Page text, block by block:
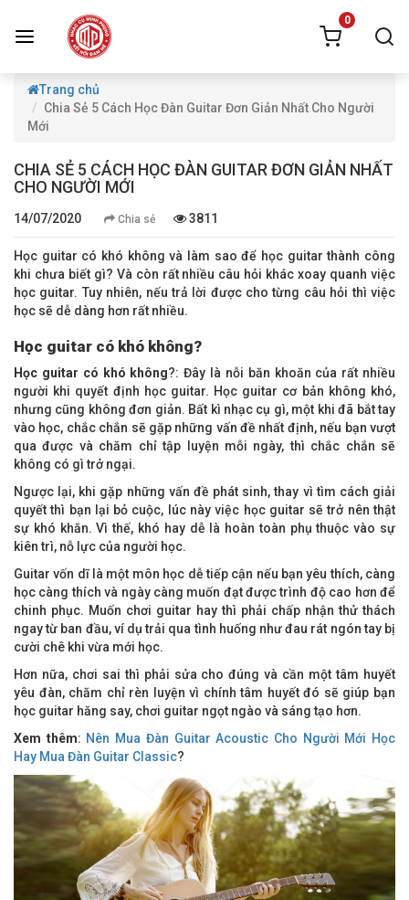
0
Trang chủ
Chia Sẻ 5 Cách Học Đàn Guitar Đơn Giản Nhất Cho Người
Mới
CHIA SẺ 5 CÁCH HỌC ĐÀN GUITAR ĐƠN GIẢN NHẤT
CHO NGƯỜI MỚI
14/07/2020 Chia sẻ 3811
Học guitar có khó không và làm sao để học guitar thành công
khi chưa biết gì? Và còn rất nhiều câu hỏi khác xoay quanh việc
học guitar. Tuy nhiên, nếu trả lời được cho từng câu hỏi thì việc
học sẽ dễ dàng hơn rất nhiều.
Học guitar có khó không?
Học guitar có khó không?: Đây là nỗi băn khoăn của rất nhiều
người khi quyết định học guitar. Học guitar cơ bản không khó,
nhưng cũng không đơn giản. Bất kì nhạc cụ gì, một khi đã bắt tay
vào học, chắc chắn sẽ gặp những vấn đề nhất định, nếu bạn vượt
qua được và chăm chỉ tập luyện mỗi ngày, thì chắc chắn sẽ
không có gì trở ngại.
Ngược lại, khi gặp những vấn đề phát sinh, thay vì tìm cách giải
quyết thì bạn lại bỏ cuộc, lúc này việc học guitar sẽ trở nên thật
sự khó khăn. Vì thế, khó hay dễ là hoàn toàn phụ thuộc vào sự
kiên trì, nỗ lực của người học.
Guitar vốn dĩ là một môn học dễ tiếp cận nếu bạn yêu thích, càng
học càng thích và ngày càng muốn đạt được trình độ cao hơn để
chinh phục. Muốn chơi guitar hay thì phải chấp nhận thử thách
ngay từ ban đầu, ví dụ trải qua tình huống như đau rát ngón tay bị
cười chê khi vừa mới học.
Hơn nữa, chơi sai thì phải sửa cho đúng và cần một tâm huyết
yêu đàn, chăm chỉ rèn luyện vì chính tâm huyết đó sẽ giúp bạn
học guitar hăng say, chơi guitar ngọt ngào và sáng tạo hơn.
Xem thêm: Nên Mua Đàn Guitar Acoustic Cho Người Mới Học
Hay Mua Đàn Guitar Classic?